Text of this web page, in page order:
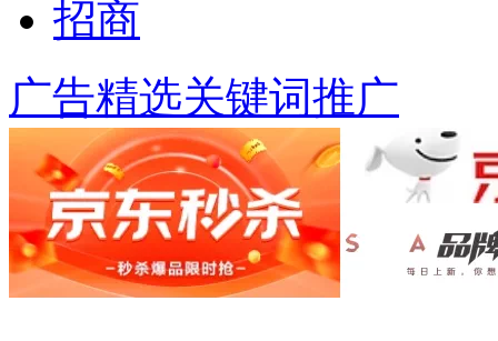
招商
广告精选关键词推广